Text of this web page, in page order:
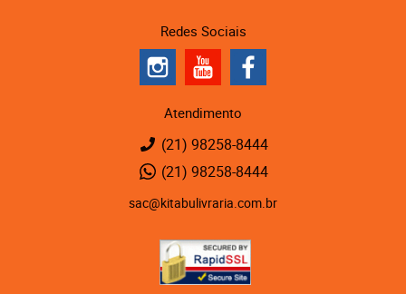
Redes Sociais
Atendimento
(21) 98258-8444
(21) 98258-8444
sac@kitabulivraria.com.br